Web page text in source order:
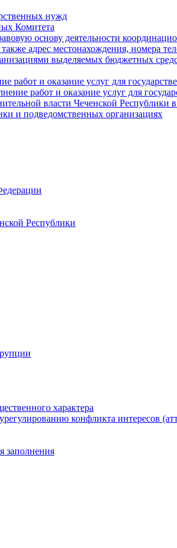
нужд
Комитета
основу деятельности
адрес местонахождения, номера
выделяемых бюджетных
работ и оказание услуг для
работ и оказание услуг для
власти Чеченской Республики
и подведомственных организациях
Республики
характера
конфликта интересов
заполнения